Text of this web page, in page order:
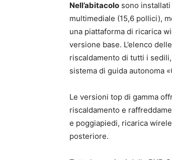
Nell’abitacolo sono
multimediale (15,6 pollici),
una piattaforma di ricarica
versione base. L’elenco
riscaldamento di tutti i
sistema di guida autonoma
Le versioni top di gamma
riscaldamento e
e poggiapiedi, ricarica
posteriore.